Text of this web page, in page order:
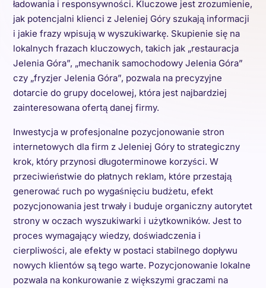
ładowania i responsywności. Kluczowe jest zrozumienie,
jak potencjalni klienci z Jeleniej Góry szukają informacji
i jakie frazy wpisują w wyszukiwarkę. Skupienie się na
lokalnych frazach kluczowych, takich jak „restauracja
Jelenia Góra”, „mechanik samochodowy Jelenia Góra”
czy „fryzjer Jelenia Góra”, pozwala na precyzyjne
dotarcie do grupy docelowej, która jest najbardziej
zainteresowana ofertą danej firmy.
Inwestycja w profesjonalne pozycjonowanie stron
internetowych dla firm z Jeleniej Góry to strategiczny
krok, który przynosi długoterminowe korzyści. W
przeciwieństwie do płatnych reklam, które przestają
generować ruch po wygaśnięciu budżetu, efekt
pozycjonowania jest trwały i buduje organiczny autorytet
strony w oczach wyszukiwarki i użytkowników. Jest to
proces wymagający wiedzy, doświadczenia i
cierpliwości, ale efekty w postaci stabilnego dopływu
nowych klientów są tego warte. Pozycjonowanie lokalne
pozwala na konkurowanie z większymi graczami na